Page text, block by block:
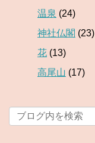
温泉 (24)
神社仏閣 (23)
花 (13)
高尾山 (17)